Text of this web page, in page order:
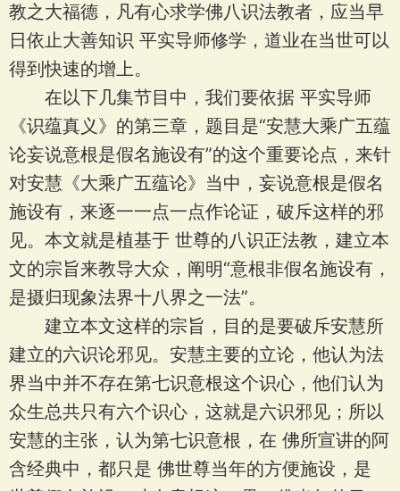
教之大福德，凡有心求学佛八识法教者，应当早
日依止大善知识 平实导师修学，道业在当世可以
得到快速的增上。
在以下几集节目中，我们要依据 平实导师
《识蕴真义》的第三章，题目是“安慧大乘广五蕴
论妄说意根是假名施设有”的这个重要论点，来针
对安慧《大乘广五蕴论》当中，妄说意根是假名
施设有，来逐一一点一点作论证，破斥这样的邪
见。本文就是植基于 世尊的八识正法教，建立本
文的宗旨来教导大众，阐明“意根非假名施设有，
是摄归现象法界十八界之一法”。
建立本文这样的宗旨，目的是要破斥安慧所
建立的六识论邪见。安慧主要的立论，他认为法
界当中并不存在第七识意根这个识心，他们认为
众生总共只有六个识心，这就是六识邪见；所以
安慧的主张，认为第七识意根，在 佛所宣讲的阿
含经典中，都只是 佛世尊当年的方便施设，是